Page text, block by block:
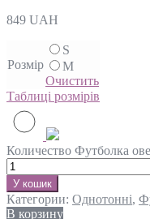
849 UAH
Розмір
S
M
Очистить
Таблиці розмірів
Количество Футболка
У кошик
Категории: Однотонні,
В корзину